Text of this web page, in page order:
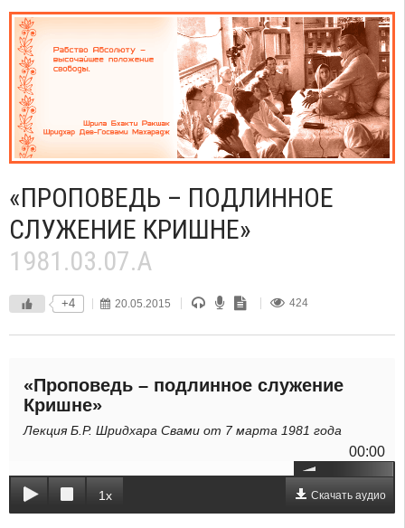
«ПРОПОВЕДЬ – ПОДЛИННОЕ
СЛУЖЕНИЕ КРИШНЕ»
1981.03.07.A
+4 20.05.2015 424
«Проповедь – подлинное служение
Кришне»
Лекция Б.Р. Шридхара Свами от 7 марта 1981 года
00:00
1x Скачать аудио